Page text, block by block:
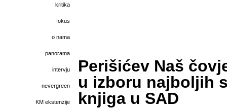
kritika
fokus
o nama
panorama
intervju
nevergreen
KM ekstenzije
Perišićev Naš
u izboru najboljih
knjiga u SAD